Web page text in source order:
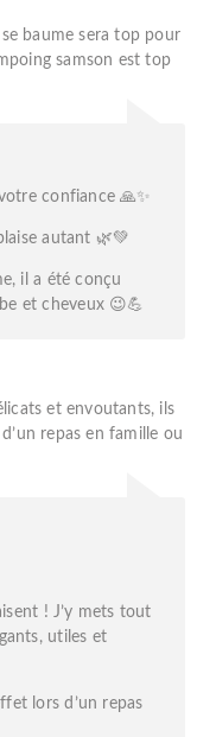
baume sera top pour
samson est top
confiance 🙏✨
autant 🌿💚
il a été conçu
et cheveux 😉💪
et envoutants, ils
repas en famille ou
! J’y mets tout
utiles et
lors d’un repas